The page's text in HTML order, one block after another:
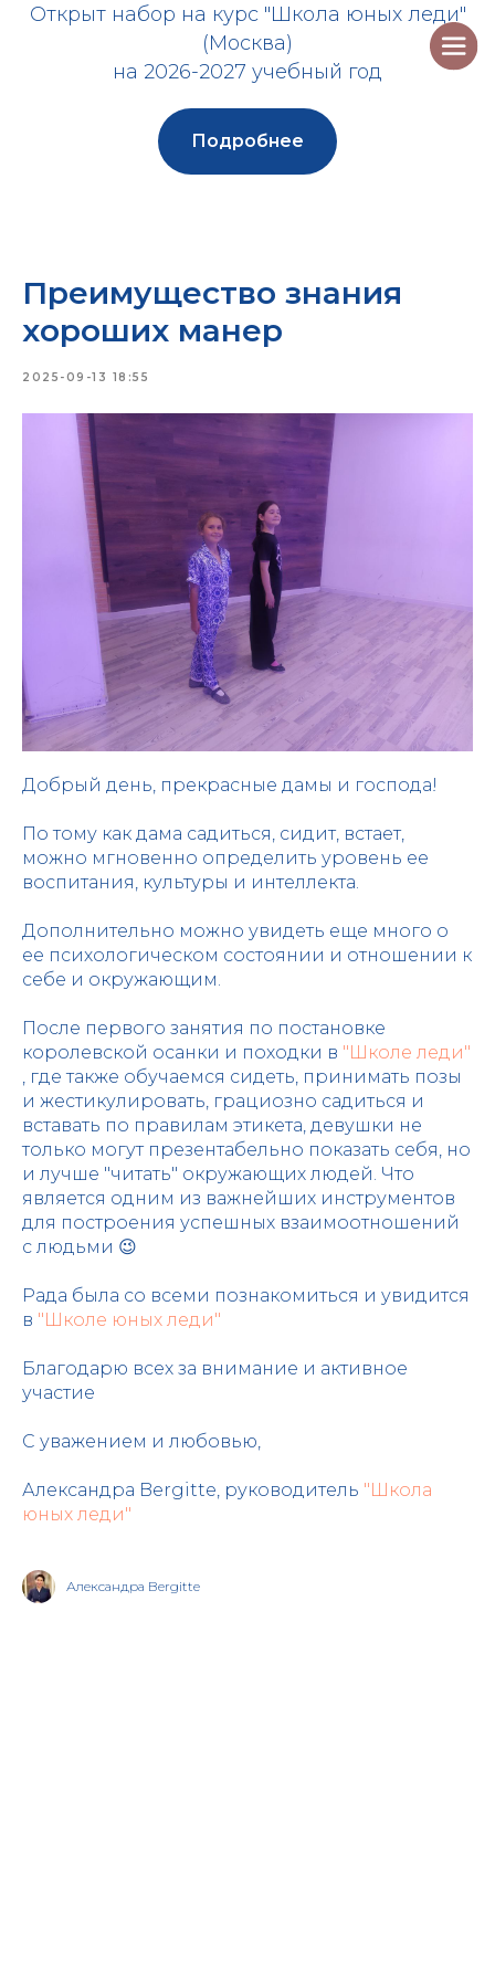
Открыт набор на курс "Школа юных леди"
(Москва)
на 2026-2027 учебный год
Подробнее
Преимущество знания
хороших манер
2025-09-13 18:55
Добрый день, прекрасные дамы и господа!
По тому как дама садиться, сидит, встает,
можно мгновенно определить уровень ее
воспитания, культуры и интеллекта.
Дополнительно можно увидеть еще много о
ее психологическом состоянии и отношении к
себе и окружающим.
После первого занятия по постановке
королевской осанки и походки в "Школе леди"
, где также обучаемся сидеть, принимать позы
и жестикулировать, грациозно садиться и
вставать по правилам этикета, девушки не
только могут презентабельно показать себя, но
и лучше "читать" окружающих людей. Что
является одним из важнейших инструментов
для построения успешных взаимоотношений
с людьми 😉
Рада была со всеми познакомиться и увидится
в "Школе юных леди"
Благодарю всех за внимание и активное
участие
С уважением и любовью,
Александра Bergitte, руководитель "Школа
юных леди"
Александра Bergitte